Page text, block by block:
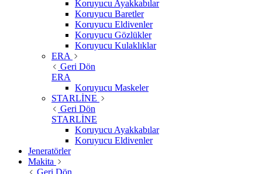
Koruyucu Ayakkabılar
Koruyucu Baretler
Koruyucu Eldivenler
Koruyucu Gözlükler
Koruyucu Kulaklıklar
ERA
Geri Dön
ERA
Koruyucu Maskeler
STARLİNE
Geri Dön
STARLİNE
Koruyucu Ayakkabılar
Koruyucu Eldivenler
Jeneratörler
Makita
Geri Dön